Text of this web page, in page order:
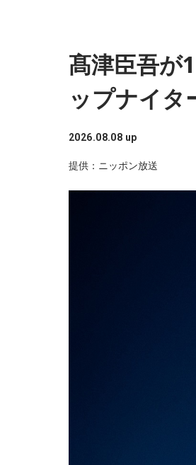
髙津臣吾が
ップナイタ
2026.08.08 up
提供：ニッポン放送